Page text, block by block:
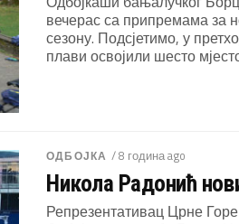
вечерас са припремама за
сезону. Подсјетимо, у
плави освојили шесто
ОДБОЈКА / 8 година ago
Никола Радонић
Репрезентативац Црне